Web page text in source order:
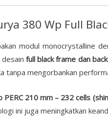
380 Wp Full
modul monocrystalline
desainfull black frame dan
tanpa mengorbankan
PERC 210 mm – 232 cells
ini juga meningkatkan